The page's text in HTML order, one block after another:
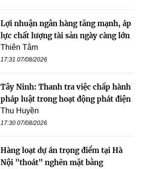
Lợi nhuận ngân hàng tăng mạnh, áp
lực chất lượng tài sản ngày càng lớn
Thiên Tâm
17:31 07/08/2026
Tây Ninh: Thanh tra việc chấp hành
pháp luật trong hoạt động phát điện
Thu Huyền
17:30 07/08/2026
Hàng loạt dự án trọng điểm tại Hà
Nội "thoát" nghẽn mặt bằng